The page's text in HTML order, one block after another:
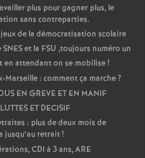
plus pour gagner plus, le
sans contreparties.
de la démocratisation scolaire
et la FSU ,toujours numéro un
en attendant on se mobilise!
Marseille : comment ça marche?
EN GREVE ET EN MANIF
ET DECISIF
: plus de deux mois de
jusqu’au retrait!
CDI à 3 ans, ARE